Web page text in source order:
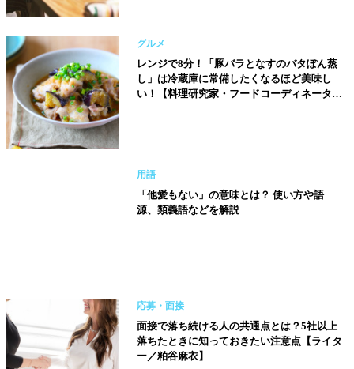
グルメ
レンジで8分！「豚バラとなすのバタぽん蒸
し」は冷蔵庫に常備したくなるほど美味し
い！【料理研究家・フードコーディネーター
用語
「他愛もない」の意味とは？ 使い方や語
源、類義語などを解説
応募・面接
面接で落ち続ける人の共通点とは？5社以上
落ちたときに知っておきたい注意点【ライタ
ー／粕谷麻衣】